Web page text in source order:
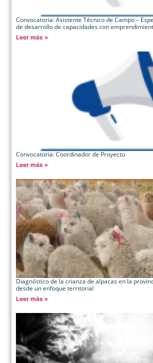
Convocatoria: Asistente Técnico de Campo –
de desarrollo de capacidades con
Leer más »
Convocatoria: Coordinador de Proyecto
Leer más »
Diagnóstico de la crianza de alpacas en la
desde un enfoque territorial
Leer más »